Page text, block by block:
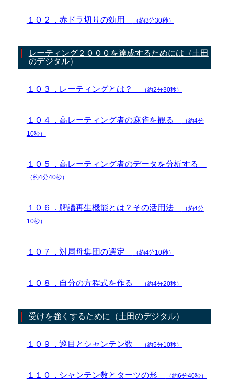
１０２．赤ドラ切りの効用 （約3分30秒）
レーティング２０００を達成するためには（土田
のデジタル）
１０３．レーティングとは？ （約2分30秒）
１０４．高レーティング者の麻雀を観る
（約4分
10秒）
１０５．高レーティング者のデータを分析する
（約4分40秒）
１０６．牌譜再生機能とは？その活用法
（約4分
10秒）
１０７．対局母集団の選定 （約4分10秒）
１０８．自分の方程式を作る （約4分20秒）
受けを強くするために（土田のデジタル）
１０９．巡目とシャンテン数 （約5分10秒）
１１０．シャンテン数とターツの形 （約6分40秒）